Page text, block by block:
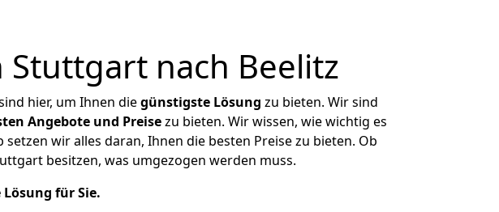
nach Beelitz
hier, um Ihnen diegünstigste Lösung zu bieten. Wir sind
Angebote und Preisezu bieten. Wir wissen, wie wichtig es
wir alles daran, Ihnen die besten Preise zu bieten. Ob
besitzen, was umgezogen werden muss.
für Sie.